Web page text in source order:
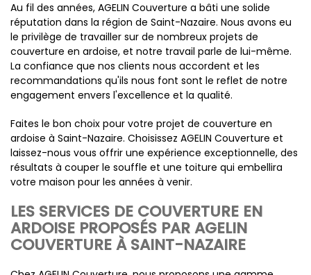
Au fil des années, AGELIN Couverture a bâti une solide
réputation dans la région de Saint-Nazaire. Nous avons eu
le privilège de travailler sur de nombreux projets de
couverture en ardoise, et notre travail parle de lui-même.
La confiance que nos clients nous accordent et les
recommandations qu'ils nous font sont le reflet de notre
engagement envers l'excellence et la qualité.
Faites le bon choix pour votre projet de couverture en
ardoise à Saint-Nazaire. Choisissez AGELIN Couverture et
laissez-nous vous offrir une expérience exceptionnelle, des
résultats à couper le souffle et une toiture qui embellira
votre maison pour les années à venir.
LES SERVICES DE COUVERTURE EN
ARDOISE PROPOSÉS PAR AGELIN
COUVERTURE À SAINT-NAZAIRE